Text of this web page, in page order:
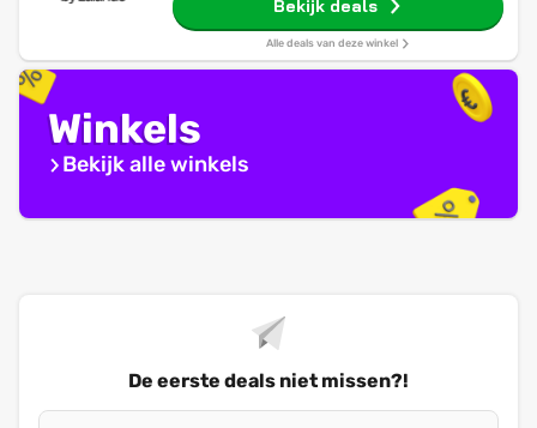
Bekijk deals
Alle deals van deze winkel
Winkels
Bekijk alle winkels
De eerste deals niet missen?!